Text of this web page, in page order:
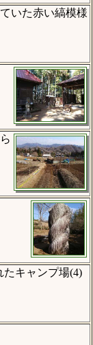
いた赤い縞模様
たキャンプ場(4)